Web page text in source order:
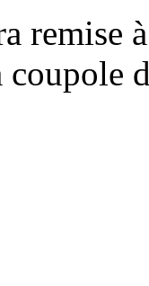
remise
coupole